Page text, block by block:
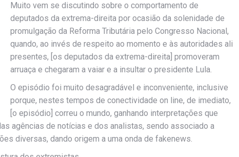
Muito vem se discutindo sobre o comportamento de
deputados da extrema-direita por ocasião da solenidade de
promulgação da Reforma Tributária pelo Congresso Nacional,
quando, ao invés de respeito ao momento e às autoridades ali
presentes, [os deputados da extrema-direita] promoveram
arruaça e chegaram a vaiar e a insultar o presidente Lula.
O episódio foi muito desagradável e inconveniente, inclusive
porque, nestes tempos de conectividade on line, de imediato,
[o episódio] correu o mundo, ganhando interpretações que
agências de notícias e dos analistas, sendo associado a
diversas, dando origem a uma onda de fakenews.